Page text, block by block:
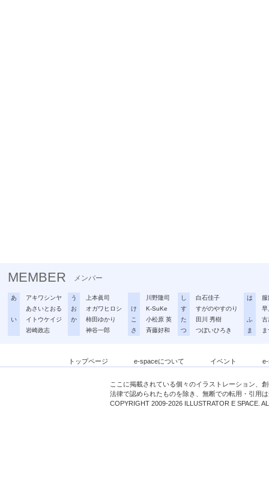
MEMBER メンバー
あ
アキワシンヤ
あさいとおる
い
イトウケイジ
岩崎政志
う
上本眞司
お
オガワヒロシ
か
柿田ゆかり
神谷一郎
川野隆司
け
K-SuKe
こ
小松原 英
さ
斉藤好和
し
白石佳子
す
すがのやすのり
た
田川 秀樹
つ
つぼいひろき
は
早
ふ
古
ま
トップページ e-spaceについて イベント
ここに掲載されている個々のイラストレーション、
法律で認められたものを除き、無断での転用・引用
COPYRIGHT 2009-2026 ILLUSTRATOR E SPACE.